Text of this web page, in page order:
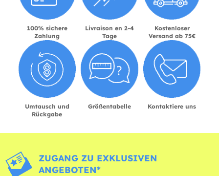
100% sichere
Zahlung
Livraison en 2-4
Tage
Kostenloser
Versand ab 75€
Umtausch und
Rückgabe
Größentabelle Kontaktiere uns
ZUGANG ZU EXKLUSIVEN
ANGEBOTEN*